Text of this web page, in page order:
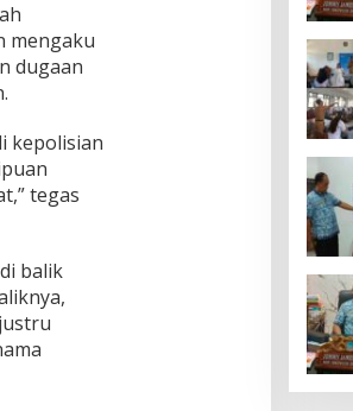
mengaku
dugaan
kepolisian
tegas
balik